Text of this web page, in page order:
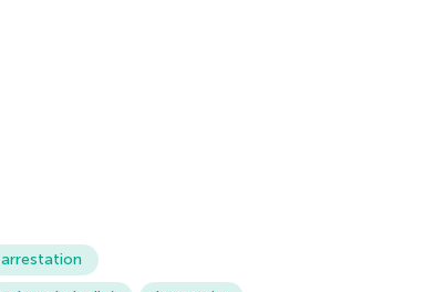
arrestation